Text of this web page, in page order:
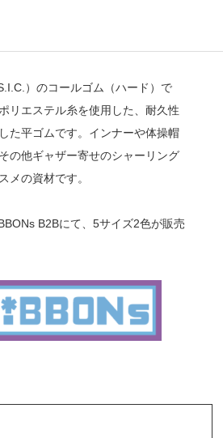
）のコールゴム（ハード）で
リエステル糸を使用した、耐久性
た平ゴムです。インナーや体操帽
の他ギャザー寄せのシャーリング
メの資材です。
B2Bにて、5サイズ2色が販売